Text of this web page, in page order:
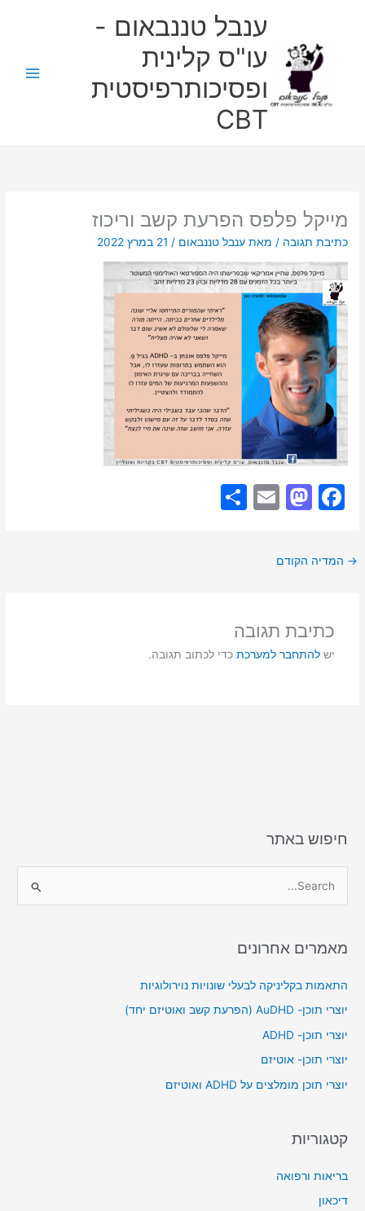
ענבל טננבאום -
עו"ס קלינית
ופסיכותרפיסטית
CBT
מייקל פלפס הפרעת קשב וריכוז
כתיבת תגובה / מאתענבל טננבאום/ 21 במרץ 2022
F
e
o
o
M
o
o
n
E
→ המדיה הקודם
כתיבת תגובה
יש להתחבר למערכתכדי לכתוב תגובה.
חיפוש באתר
r
o
r
:
מאמרים אחרונים
התאמות בקליניקה לבעלי שונויות נוירולוגיות
יוצרי תוכן- AuDHD (הפרעת קשב ואוטיזם יחד)
יוצרי תוכן- ADHD
יוצרי תוכן- אוטיזם
יוצרי תוכן מומלצים על ADHD ואוטיזם
קטגוריות
בריאות ורפואה
דיכאון